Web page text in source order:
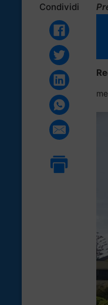
Condividi